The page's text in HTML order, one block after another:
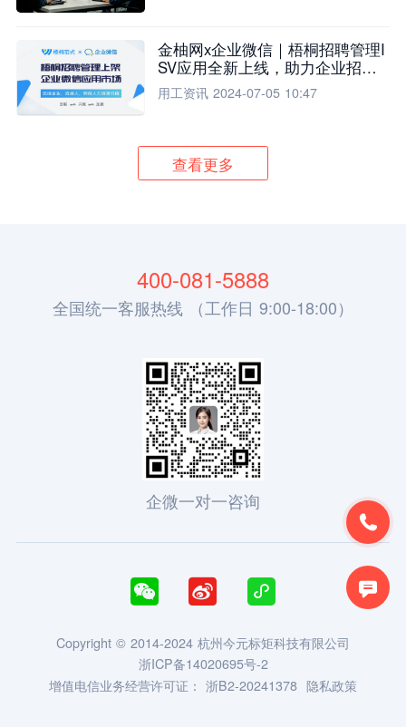
金柚网x企业微信｜梧桐招聘管理I
SV应用全新上线，助力企业招聘
流程全面升级
用工资讯 2024-07-05 10:47
查看更多


400-081-5888
全国统一客服热线 （工作日 9:00-18:00）
企微一对一咨询
  
Copyright © 2014-2024 杭州今元标矩科技有限公司
浙ICP备14020695号-2
增值电信业务经营许可证： 浙B2-20241378 隐私政策